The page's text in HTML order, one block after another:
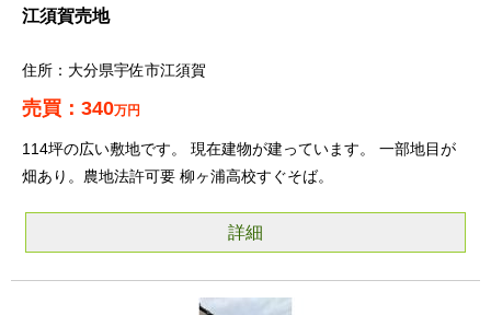
江須賀売地
大分県宇佐市江須賀
340万円
114坪の広い敷地です。 現在建物が建っています。 一部地目が
畑あり。農地法許可要 柳ヶ浦高校すぐそば。
詳細